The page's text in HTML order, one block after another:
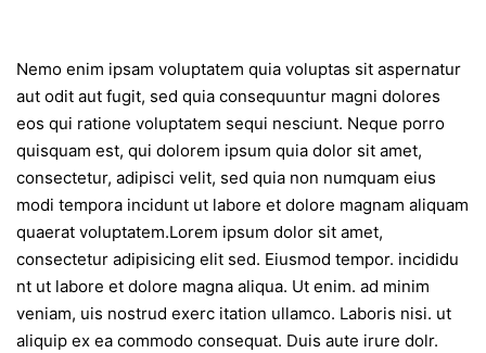
Nemo enim ipsam voluptatem quia voluptas sit aspernatur
aut odit aut fugit, sed quia consequuntur magni dolores
eos qui ratione voluptatem sequi nesciunt. Neque porro
quisquam est, qui dolorem ipsum quia dolor sit amet,
consectetur, adipisci velit, sed quia non numquam eius
modi tempora incidunt ut labore et dolore magnam aliquam
quaerat voluptatem.Lorem ipsum dolor sit amet,
consectetur adipisicing elit sed. Eiusmod tempor. incididu
nt ut labore et dolore magna aliqua. Ut enim. ad minim
veniam, uis nostrud exerc itation ullamco. Laboris nisi. ut
aliquip ex ea commodo consequat. Duis aute irure dolr.